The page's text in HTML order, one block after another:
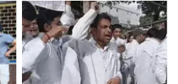
सप्लाई चेन